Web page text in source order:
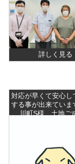
詳しく見る
対応が早くて安心し
する事が出来ていま
川町S様 土地ご